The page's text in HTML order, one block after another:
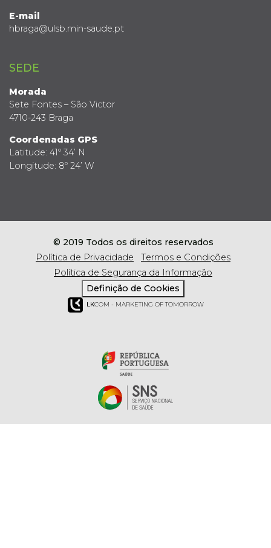
E-mail
hbraga@ulsb.min-saude.pt
SEDE
Morada
Sete Fontes – São Victor
4710-243 Braga
Coordenadas GPS
Latitude: 41º 34’ N
Longitude: 8º 24’ W
© 2019 Todos os direitos reservados
Política de Privacidade
Termos e Condições
Política de Segurança da Informação
Definição de Cookies
LKCOM - MARKETING OF TOMORROW